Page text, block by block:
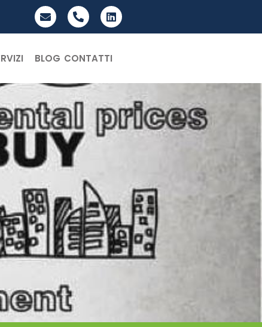
BLOG CONTATTI